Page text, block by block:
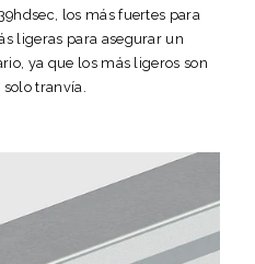
los más fuertes para
ligeras para asegurar un
ya que los más ligeros son
tranvía.